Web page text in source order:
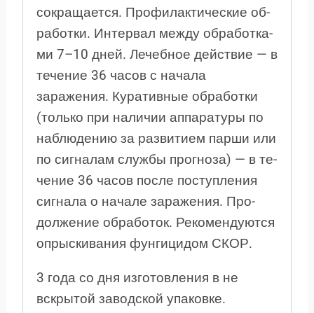
сокращается. Про­фи­лак­ти­че­с­кие об­
ра­бот­ки. Ин­тер­вал меж­ду об­ра­бот­ка­
ми 7–10 дней. Лечебное действие — в
течение 36 часов с начала
заражения. Ку­ра­тив­ные об­ра­бот­ки
(толь­ко при на­ли­чии ап­па­ра­ту­ры по
на­блю­де­нию за раз­ви­ти­ем пар­ши или
по си­гна­лам служ­бы про­гно­за) — в те­
че­ние 36 ча­сов пос­ле по­ступ­ле­ния
си­гна­ла о на­ча­ле за­ра­же­ния. Про­
дол­же­ние об­ра­бо­ток. Ре­ко­мен­ду­ют­ся
оп­ры­с­ки­ва­ния фун­ги­ци­дом СКОР.
3 года со дня изготовления в не
вскрытой заводской упаковке.